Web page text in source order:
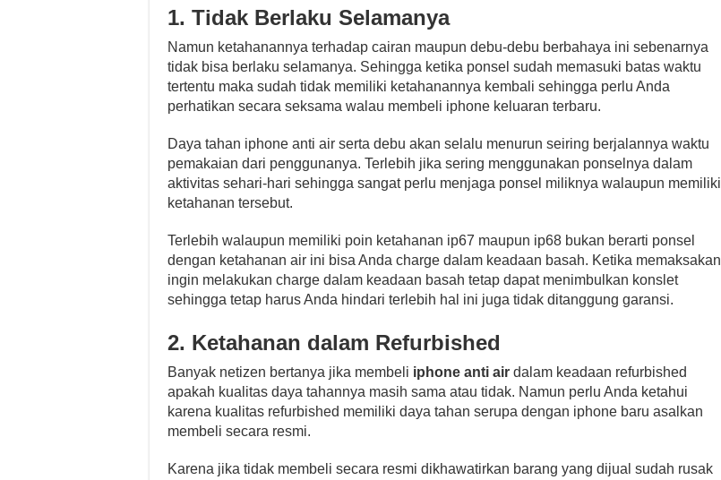
1. Tidak Berlaku Selamanya
Namun ketahanannya terhadap cairan maupun debu-debu berbahaya ini sebenarnya
tidak bisa berlaku selamanya. Sehingga ketika ponsel sudah memasuki batas waktu
tertentu maka sudah tidak memiliki ketahanannya kembali sehingga perlu Anda
perhatikan secara seksama walau membeli iphone keluaran terbaru.
Daya tahan iphone anti air serta debu akan selalu menurun seiring berjalannya waktu
pemakaian dari penggunanya. Terlebih jika sering menggunakan ponselnya dalam
aktivitas sehari-hari sehingga sangat perlu menjaga ponsel miliknya walaupun memiliki
ketahanan tersebut.
Terlebih walaupun memiliki poin ketahanan ip67 maupun ip68 bukan berarti ponsel
dengan ketahanan air ini bisa Anda charge dalam keadaan basah. Ketika memaksakan
ingin melakukan charge dalam keadaan basah tetap dapat menimbulkan konslet
sehingga tetap harus Anda hindari terlebih hal ini juga tidak ditanggung garansi.
2. Ketahanan dalam Refurbished
Banyak netizen bertanya jika membeli iphone anti air dalam keadaan refurbished
apakah kualitas daya tahannya masih sama atau tidak. Namun perlu Anda ketahui
karena kualitas refurbished memiliki daya tahan serupa dengan iphone baru asalkan
membeli secara resmi.
Karena jika tidak membeli secara resmi dikhawatirkan barang yang dijual sudah rusak